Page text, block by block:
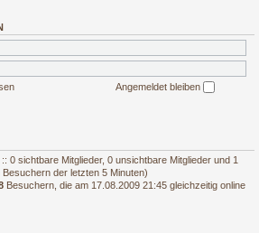
Angemeldet bleiben
0 sichtbare Mitglieder, 0 unsichtbare Mitglieder und 1
der letzten 5 Minuten)
Besuchern, die am 17.08.2009 21:45 gleichzeitig online